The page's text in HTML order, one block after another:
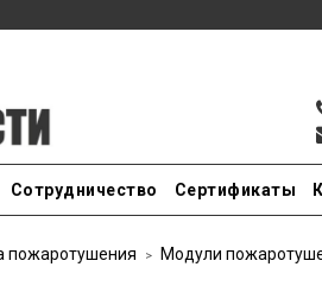
Сотрудничество Сертификаты
пожаротушения Модули